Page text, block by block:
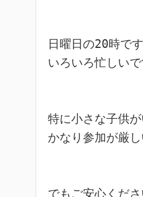
日曜日の20時で
いろいろ忙しいで
特に小さな子供
かなり参加が厳し
でもご安心くださ